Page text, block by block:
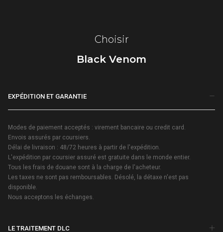
Choisir
Black Venom
EXPÉDITION ET GARANTIE
Modes de paiement acceptés : virement bancaire ou credit card.
Envois assurés par coursiers.
Délai de livraison : 48/72 heures à partir de l'expédition.
L'expédition par coursier assuré est gratuite dans le monde entier.
Tous les frais de douane sont à la charge de l'acheteur.
Les taxes ne sont pas remboursables. Désolé, la détaxe n'est pas
disponible.
Nous acceptons les échanges.
LE TRAITEMENT DLC